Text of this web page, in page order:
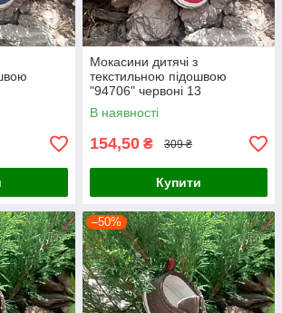
Мокасини дитячі з
текстильною підошвою
"94706" червоні 13
В наявності
154,50 ₴ 309 ₴
Купити
–50%